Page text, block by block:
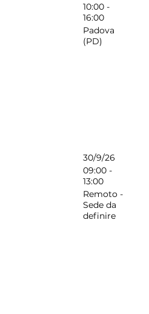
10:00 -
16:00
Padova
(PD)
30/9/26
09:00 -
13:00
Remoto -
Sede da
definire